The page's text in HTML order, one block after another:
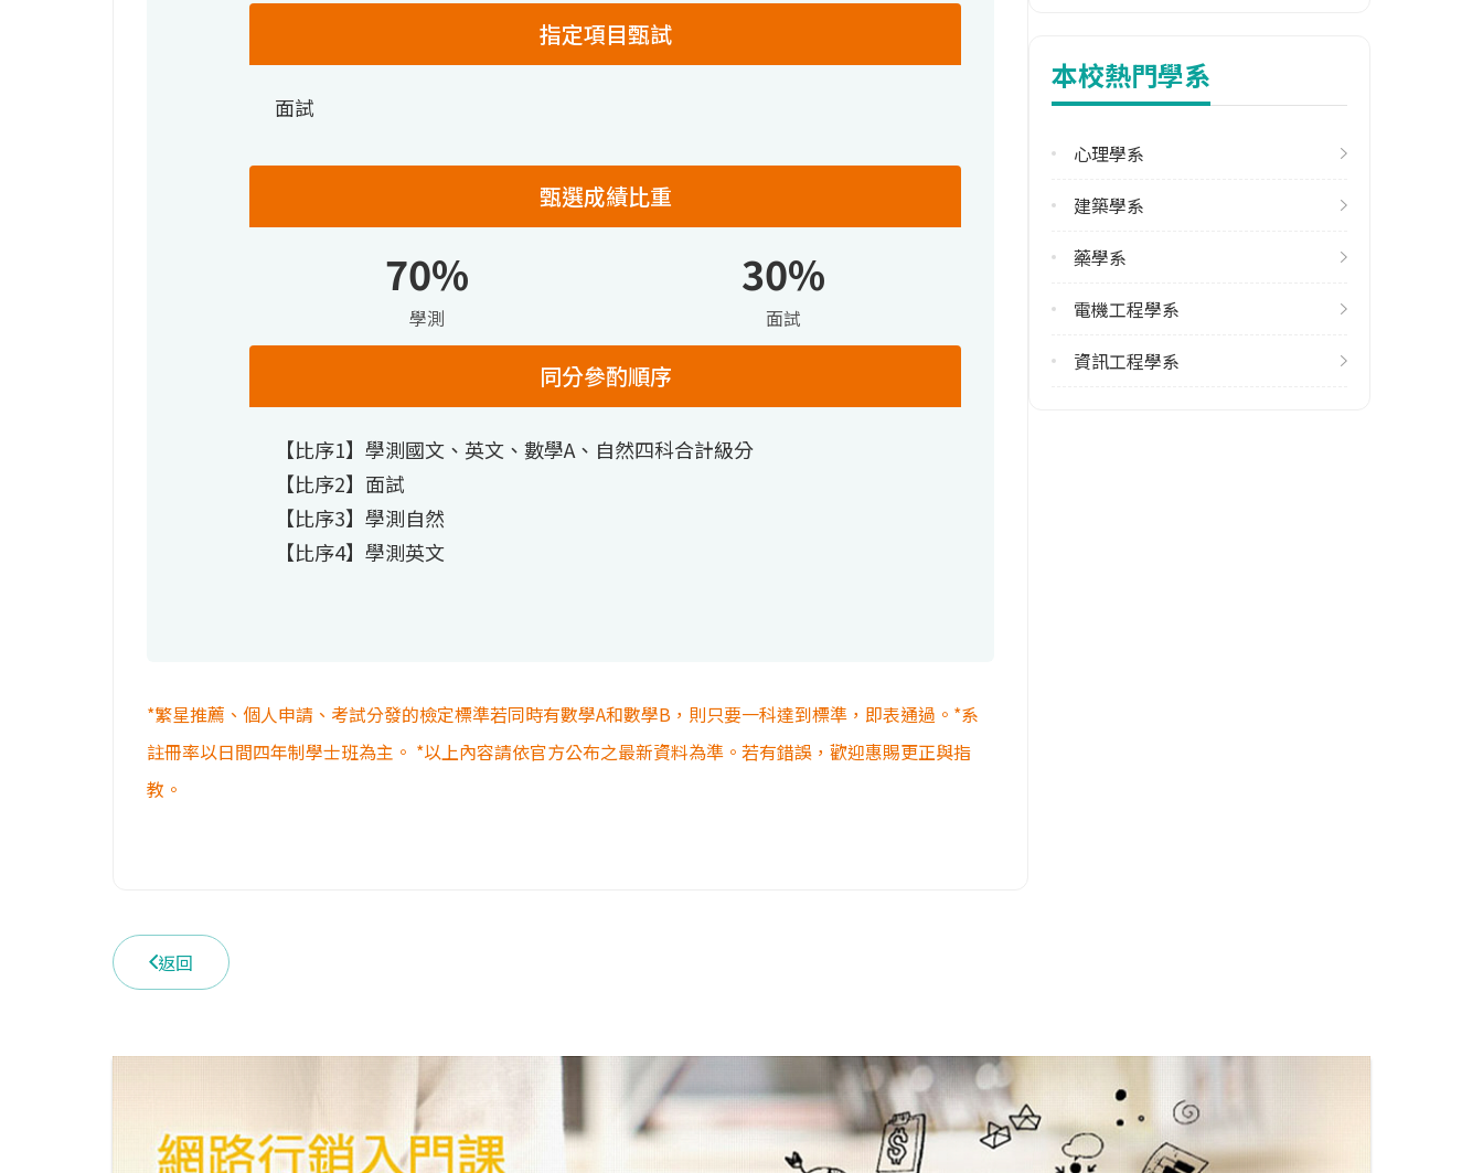
指定項目甄試
面試
甄選成績比重
70%
學測
30%
面試
同分參酌順序
【比序1】學測國文、英文、數學A、自然四科合計級分
【比序2】面試
【比序3】學測自然
【比序4】學測英文
*繁星推薦、個人申請、考試分發的檢定標準若同時有數學A和數學B，則只要一科達到標準，即表通過。*系
註冊率以日間四年制學士班為主。 *以上內容請依官方公布之最新資料為準。若有錯誤，歡迎惠賜更正與指
教。
校際選課人數
113學年度上學期
1
修輔系人數
2
113學年度下學期
本校熱門學系
心理學系
建築學系
藥學系
電機工程學系
資訊工程學系
返回